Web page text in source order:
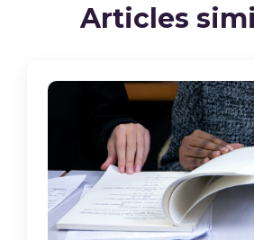
Articles